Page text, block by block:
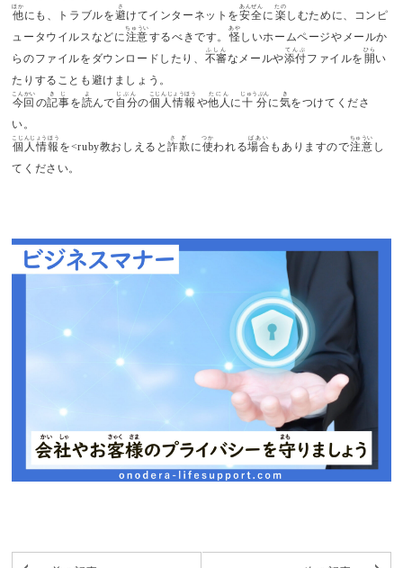
他
ほか
にも、トラブルを避
さ
けてインターネットを安全
あんぜん
に 楽
たの
しむために、コンピ
ュータウイルスなどに注意
ちゅうい
するべきです。怪
あや
しいホームページやメールか
らのファイルをダウンロードしたり、 不審
ふしん
なメールや添付
てんぷ
ファイルを 開
ひら
い
たりすることも避けましょう。
今回
こんかい
の記事
きじ
を読
よ
んで自分
じぶん
の個人情報
こじんじょうほう
や他人
たにん
に十分
じゅうぶん
に気
き
をつけてくださ
い。
個人情報
こじんじょうほう
を<ruby教おしえると詐欺
さぎ
に使
つか
われる場合
ばあい
もありますので注意
ちゅうい
し
てください。